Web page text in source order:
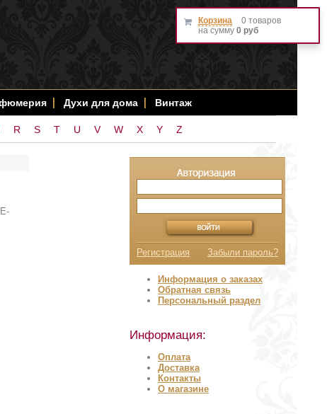
Духи для дома Винтаж
R S T U V W X Y Z
Корзина
0 товаров
на сумму 0 руб
Регистрация Забыли пароль?
Информация о заказах
Обратная связь
Персональный раздел
Информация:
Оплата
Доставка
Контакты
О магазине